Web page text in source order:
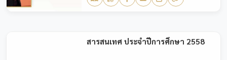
สารสนเทศ ประจำปีการศึกษา 2558